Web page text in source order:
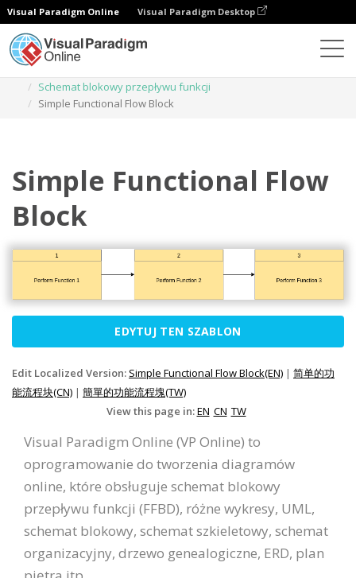
Visual Paradigm Online Visual Paradigm Desktop
Schemat blokowy przepływu funkcji
Simple Functional Flow Block
Simple Functional Flow
Block
EDYTUJ TEN SZABLON
Edit Localized Version: Simple Functional Flow Block(EN) | 简单的功
能流程块(CN) | 簡單的功能流程塊(TW)
View this page in:EN CN TW
Visual Paradigm Online (VP Online) to
oprogramowanie do tworzenia diagramów
online, które obsługuje schemat blokowy
przepływu funkcji (FFBD), różne wykresy, UML,
schemat blokowy, schemat szkieletowy, schemat
organizacyjny, drzewo genealogiczne, ERD, plan